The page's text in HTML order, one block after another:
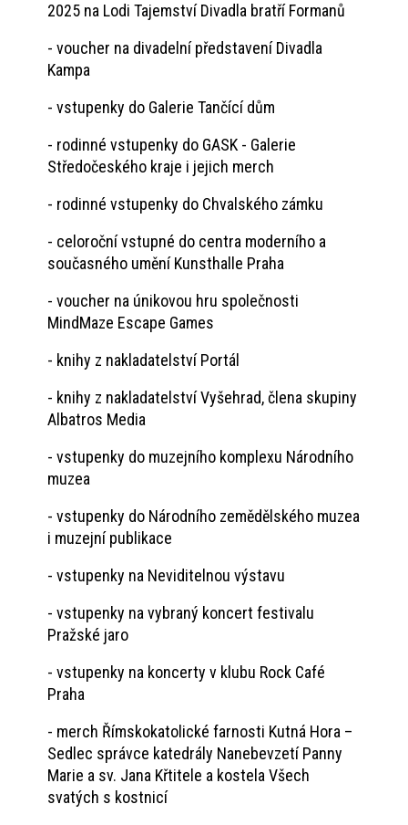
2025 na Lodi Tajemství Divadla bratří Formanů
- voucher na divadelní představení Divadla
Kampa
- vstupenky do Galerie Tančící dům
- rodinné vstupenky do GASK - Galerie
Středočeského kraje i jejich merch
- rodinné vstupenky do Chvalského zámku
- celoroční vstupné do centra moderního a
současného umění Kunsthalle Praha
- voucher na únikovou hru společnosti
MindMaze Escape Games
- knihy z nakladatelství Portál
- knihy z nakladatelství Vyšehrad, člena skupiny
Albatros Media
- vstupenky do muzejního komplexu Národního
muzea
- vstupenky do Národního zemědělského muzea
i muzejní publikace
- vstupenky na Neviditelnou výstavu
- vstupenky na vybraný koncert festivalu
Pražské jaro
- vstupenky na koncerty v klubu Rock Café
Praha
- merch Římskokatolické farnosti Kutná Hora –
Sedlec správce katedrály Nanebevzetí Panny
Marie a sv. Jana Křtitele a kostela Všech
svatých s kostnicí